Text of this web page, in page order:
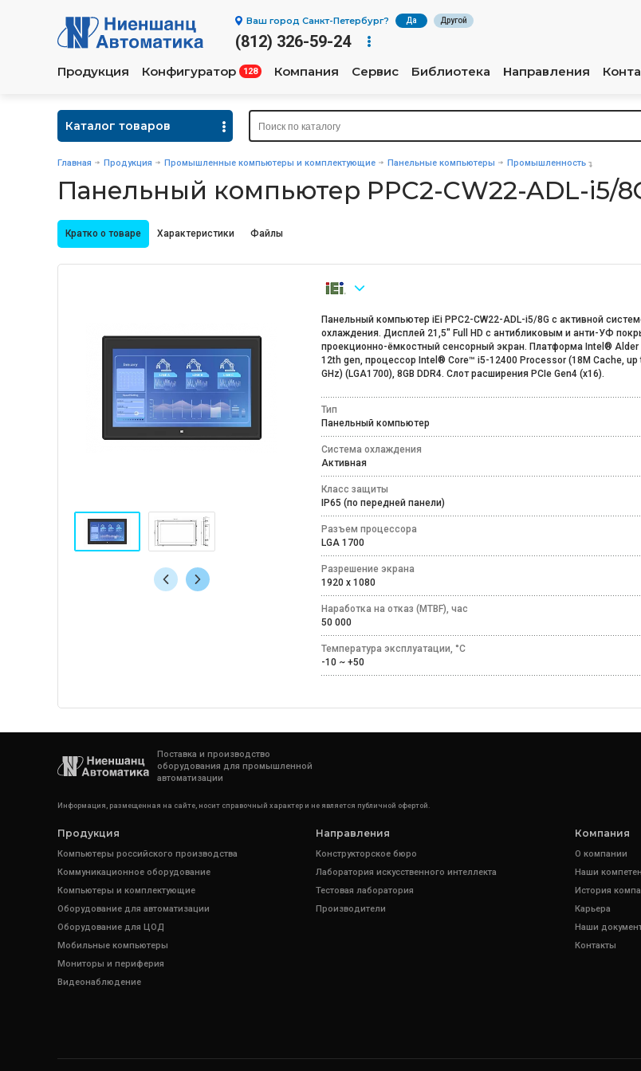
Ваш город Санкт-Петербург? Да Другой
(812) 326-59-24
Продукция Конфигуратор 128 Компания Сервис Библиотека Направления
Каталог товаров
Главная Продукция Промышленные компьютеры и комплектующие Панельные компьютеры Промышленность
Панельный компьютер PPC2-CW22-ADL-i5/
Кратко о товаре Характеристики Файлы
Панельный компьютер iEi PPC2-CW22-ADL-i5/8G с активной
охлаждения. Дисплей 21,5" Full HD с антибликовым и анти-УФ
проекционно-ёмкостный сенсорный экран. Платформа Intel® Alder
12th gen, процессор Intel® Core™ i5-12400 Processor (18M Cache, up
GHz) (LGA1700), 8GB DDR4. Слот расширения PCIe Gen4 (x16).
Тип
Панельный компьютер
Система охлаждения
Активная
Класс защиты
IP65 (по передней панели)
Разъем процессора
LGA 1700
Разрешение экрана
1920 x 1080
Наработка на отказ (MTBF), час
50 000
Температура эксплуатации, °C
-10 ~ +50
Поставка и производство
оборудования для промышленной
автоматизации
Информация, размещенная на сайте, носит справочный характер и не является публичной офертой.
Продукция
Компьютеры российского производства
Коммуникационное оборудование
Компьютеры и комплектующие
Оборудование для автоматизации
Оборудование для ЦОД
Мобильные компьютеры
Мониторы и периферия
Видеонаблюдение
Направления
Конструкторское бюро
Лаборатория искусственного интеллекта
Тестовая лаборатория
Производители
Компания
О компании
Наши
История
Карьера
Наши
Контакты